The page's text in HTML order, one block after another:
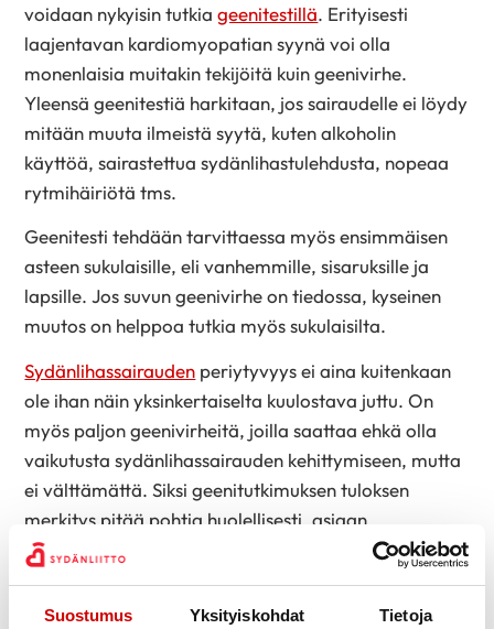
Suostumus Yksityiskohdat Tietoja
voidaan nykyisin tutkiageenitestillä. Erityisesti
laajentavan kardiomyopatian syynä voi olla
monenlaisia muitakin tekijöitä kuin geenivirhe.
Yleensä geenitestiä harkitaan, jos sairaudelle ei löydy
mitään muuta ilmeistä syytä, kuten alkoholin
käyttöä, sairastettua sydänlihastulehdusta, nopeaa
rytmihäiriötä tms.
Geenitesti tehdään tarvittaessa myös ensimmäisen
asteen sukulaisille, eli vanhemmille, sisaruksille ja
lapsille. Jos suvun geenivirhe on tiedossa, kyseinen
muutos on helppoa tutkia myös sukulaisilta.
Sydänlihassairauden periytyvyys ei aina kuitenkaan
ole ihan näin yksinkertaiselta kuulostava juttu. On
myös paljon geenivirheitä, joilla saattaa ehkä olla
vaikutusta sydänlihassairauden kehittymiseen, mutta
ei välttämättä. Siksi geenitutkimuksen tuloksen
merkitys pitää pohtia huolellisesti, asiaan
perehtyneen kardiologin tai perinnöllisyyslääkärin
aloitteisesti ostettuna yksityisestä